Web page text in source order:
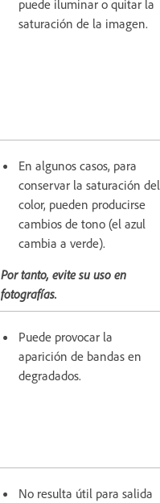
puede iluminar o quitar la
saturación de la imagen.
En algunos casos, para
conservar la saturación del
color, pueden producirse
cambios de tono (el azul
cambia a verde).
Por tanto, evite su uso en
fotografías.
Puede provocar la
aparición de bandas en
degradados.
No resulta útil para salida